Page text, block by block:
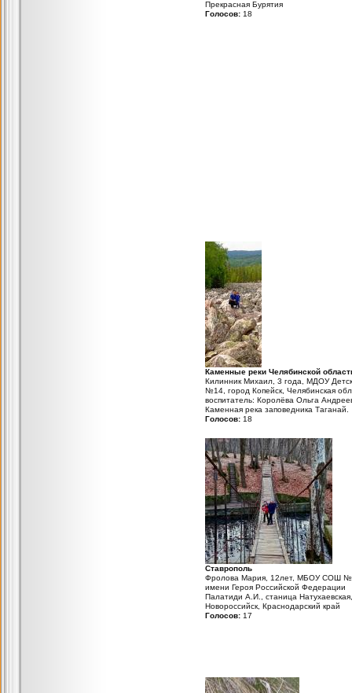
Прекрасная Бурятия
Голосов: 18
Каменные реки Челябинской
Килинник Михаил, 3 года, МДОУ
№14, город Копейск, Челябинская
воспитатель: Королëва Ольга
Каменная река заповедника Таганай.
Голосов: 18
Ставрополь
Фролова Мария, 12лет, МБОУ СОШ
имени Героя Российской Федерации
Палатиди А.И., станица
Новороссийск, Краснодарский край
Голосов: 17